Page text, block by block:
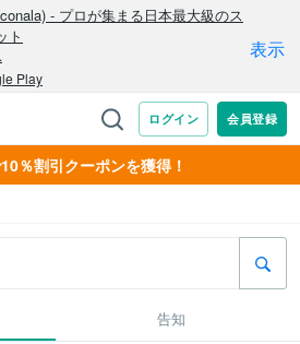
％割引クーポンを獲得！
告知